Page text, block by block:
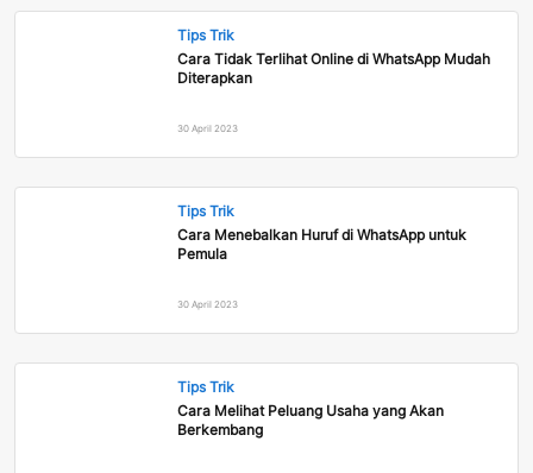
Tips Trik
Cara Tidak Terlihat Online di WhatsApp Mudah
Diterapkan
30 April 2023
Tips Trik
Cara Menebalkan Huruf di WhatsApp untuk
Pemula
30 April 2023
Tips Trik
Cara Melihat Peluang Usaha yang Akan
Berkembang